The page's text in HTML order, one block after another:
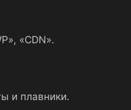
«CDN».
и плавники.